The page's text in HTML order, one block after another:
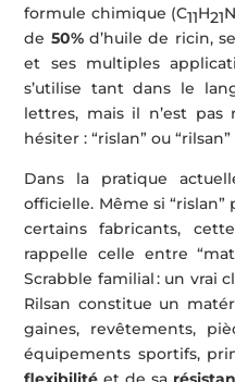
formule chimique (C11H21
de 50%d’huile de ricin,
et ses multiples
s’utilise tant dans le
lettres, mais il n’est pas
hésiter : “rislan” ou “rilsan”
Dans la pratique
officielle. Même si “rislan”
certains fabricants,
rappelle celle entre
Scrabble familial : un vrai
Rilsan constitue un
gaines, revêtements,
équipements sportifs,